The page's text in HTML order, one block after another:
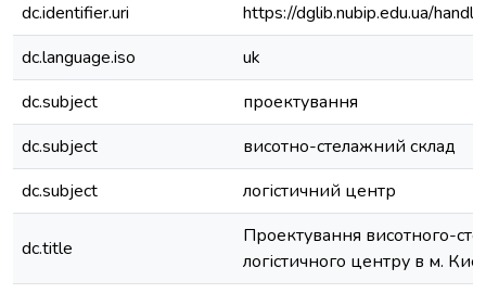
dc.identifier.uri
https://dglib.nubip.edu.ua/
dc.language.iso
uk
dc.subject
проектування
dc.subject
висотно-стелажний склад
dc.subject
логістичний центр
dc.title
Проектування висотного-
логістичного центру в м.